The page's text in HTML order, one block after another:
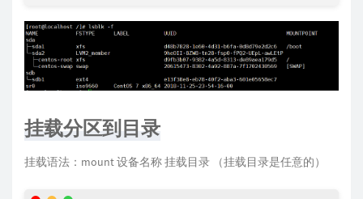
挂载分区到目录
挂载语法：mount 设备名称 挂载目录 （挂载目录是任意的）